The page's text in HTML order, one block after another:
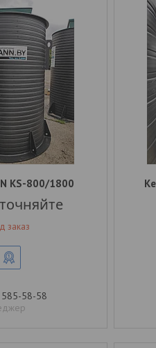
KS-800/1800
заказ
58-58